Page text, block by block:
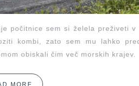
počitnice sem si želela preživeti
kombi, zato sem mu lahko
obiskali čim več morskih
READ